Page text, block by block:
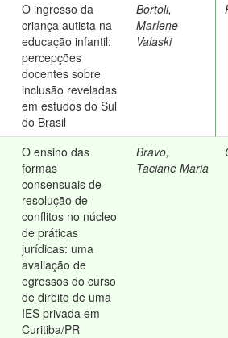
O ingresso da
criança autista na
educação infantil:
percepções
docentes sobre
inclusão reveladas
em estudos do Sul
do Brasil
Bortoli,
Marlene
Valaski
O ensino das
formas
consensuais de
resolução de
conflitos no núcleo
de práticas
jurídicas: uma
avaliação de
egressos do curso
de direito de uma
IES privada em
Curitiba/PR
Bravo,
Taciane Maria